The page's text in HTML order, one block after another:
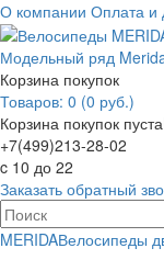
О компании Оплата и
Модельный ряд
Корзина покупок
Товаров: 0 (0 руб.)
Корзина покупок
+7(499)213-28-02
c 10 до 22
Заказать обратный
MERIDAВелосипеды